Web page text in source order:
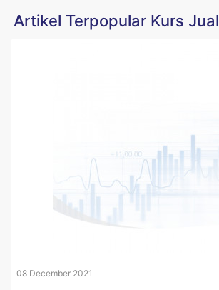
Artikel Terpopular Kurs Jual
08 December 2021